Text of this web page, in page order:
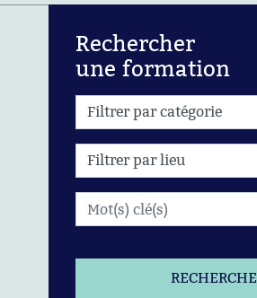
Rechercher
une formation
RECHERCHE